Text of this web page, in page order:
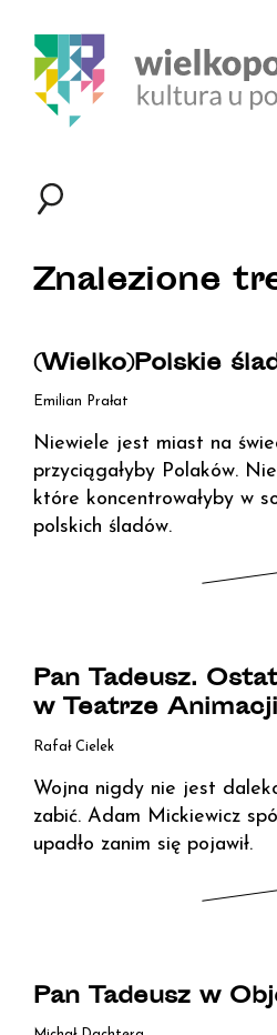
Znalezione
(Wielko)Polskie
Emilian Prałat
Niewiele jest miast na
przyciągałyby Polaków.
które koncentrowałyby w
polskich śladów.
Pan Tadeusz.
w Teatrze Animacji
Rafał Cielek
Wojna nigdy nie jest
zabić. Adam Mickiewicz
upadło zanim się pojawił.
Pan Tadeusz w